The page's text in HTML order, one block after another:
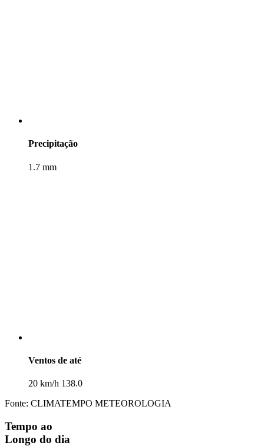
Precipitação
1.7 mm
Ventos de até
20 km/h 138.0
Fonte: CLIMATEMPO METEOROLOGIA
Tempo ao
Longo do dia